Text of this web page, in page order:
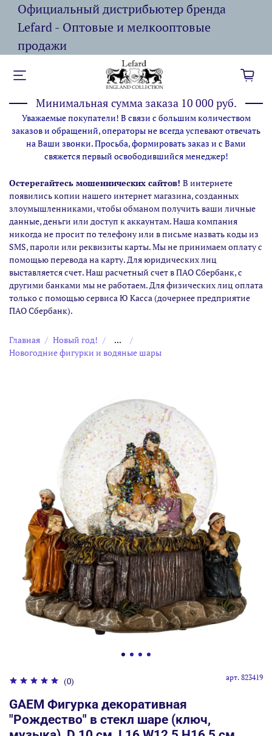
Официальный дистрибьютер бренда
Lefard - Оптовые и мелкооптовые
продажи
Минимальная сумма заказа 10 000 руб.
Уважаемые покупатели! В связи с большим количеством
заказов и обращений, операторы не всегда успевают отвечать
на Ваши звонки. Просьба, формировать заказ и с Вами
свяжется первый освободившийся менеджер!
Остерегайтесь мошеннических сайтов! В интернете
появились копии нашего интернет магазина,созданных
злоумышленниками, чтобы обманом получить ваши личные
данные, деньги или доступ к аккаунтам. Наша компания
никогда не просит по телефону или в письме назвать коды из
SMS, пароли или реквизиты карты. Мы не принимаем оплату с
помощью перевода на карту. Для юридических лиц
выставляется счет. Наш расчетный счет в ПАО Сбербанк, с
другими банками мы не работаем. Для физических лиц оплата
только с помощью сервиса Ю Касса (дочернее предприятие
ПАО Сбербанк).
Главная Новый год!
...
Новогодние фигурки и водяные шары
(0) арт. 823419
GAEM Фигурка декоративная
"Рождество" в стекл шаре (ключ,